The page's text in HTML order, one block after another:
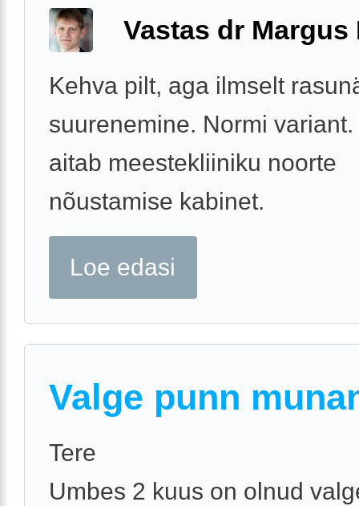
Vastas dr Margus
Kehva pilt, aga ilmselt
suurenemine. Normi
aitab meestekliiniku noorte
nõustamise kabinet.
Loe edasi
Valge punn
Tere
Umbes 2 kuus on olnud